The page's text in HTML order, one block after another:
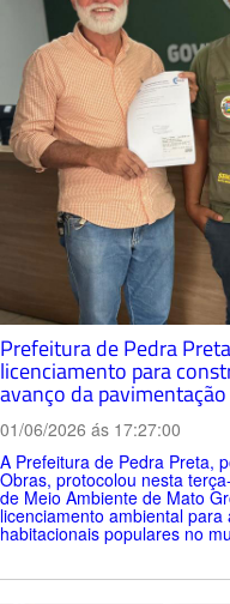
Prefeitura de Pedra
licenciamento para
avanço da
01/06/2026 ás 17:27:00
A Prefeitura de Pedra Preta,
Obras, protocolou nesta
de Meio Ambiente de Mato
licenciamento ambiental
habitacionais populares no